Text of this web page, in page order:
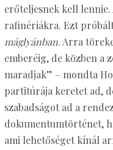
erőteljesnek kell
rafinériákra. Ezt
máglyánban. Arra
emberéig, de közben a
maradjak” – mondta
partitúrája keretet ad,
szabadságot ad a
dokumentumtörténet,
ami lehetőséget kínál